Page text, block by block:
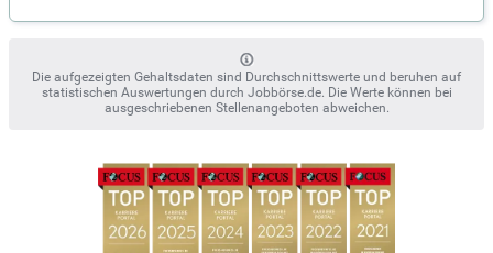
Die aufgezeigten Gehaltsdaten sind Durchschnittswerte und beruhen auf
statistischen Auswertungen durch Jobbörse.de. Die Werte können bei
ausgeschriebenen Stellenangeboten abweichen.